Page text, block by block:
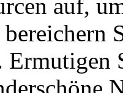
auf,